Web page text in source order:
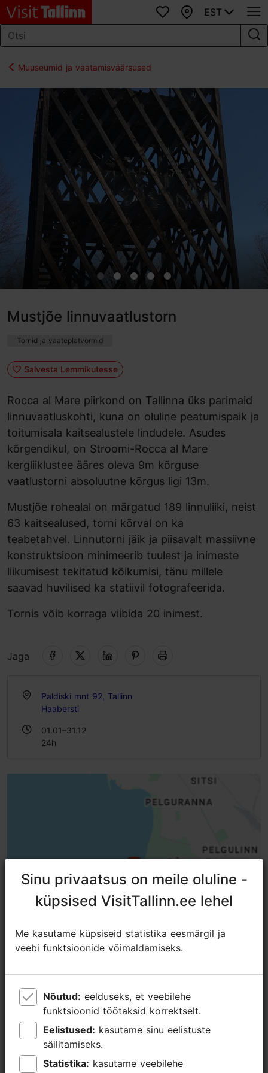
Lemmikud
Kaart
EST
Muuseumid ja vaatamisväärsused
Mustjõe linnuvaatlustorn
Tornid ja vaateplatvormid
Salvesta Lemmikutesse
Rocca al Mare piirkond on Tallinna üks parimaid
linnuvaatluskohti, kuna on oluline peatumispaik ja
toitumisala kaitsealustele lindudele. Asudes
kõrgendikul, on Stroomi-Rocca al Mare
kergliiklustee ääres oleva 9m kõrguse
vaatlustorni absoluutne kõrgus ligi 13m.
Mustjõe rohealal on märgatud 189 linnuliiki, neist
63 kaitsealused, torni kõrval on ka
teabetahvel. Linnutorni jäik ja piisavalt massiivne
konstruktsioon minimeerib tuulest ja inimeste
liikumisest tekitatud kõikumisi, tänu millele
saavad huvilised ka statiivil fotografeerida.
Tornis võib korraga viibida 20 inimest.
Jaga
Paldiski mnt 92, Tallinn
Haabersti
01.01–31.12
24h
Lähedalasuvad kohad
Sinu privaatsus on meile oluline -
küpsised VisitTallinn.ee lehel
Me kasutame küpsiseid statistika eesmärgil ja
veebi funktsioonide võimaldamiseks.
Nõutud:
funktsioonid töötaksid korrektselt.
Eelistused:
säilitamiseks.
Statistika:
Sinu privaatsus on meile oluline -
küpsised VisitTallinn.ee lehel
Me kasutame küpsiseid statistika eesmärgil ja
veebi funktsioonide võimaldamiseks.
Nõutud:
funktsioonid töötaksid korrektselt.
Eelistused:
säilitamiseks.
Statistika: